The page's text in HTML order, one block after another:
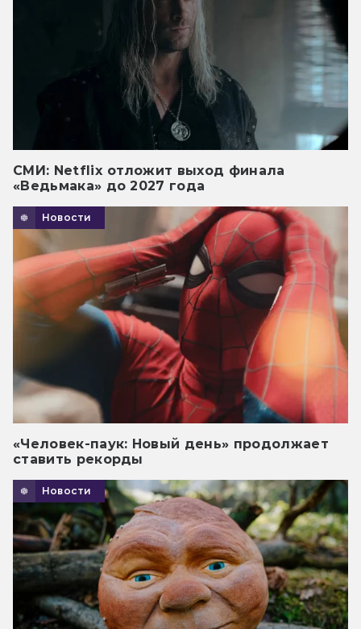
СМИ: Netflix отложит выход финала
«Ведьмака» до 2027 года
Новости
«Человек-паук: Новый день» продолжает
ставить рекорды
Новости